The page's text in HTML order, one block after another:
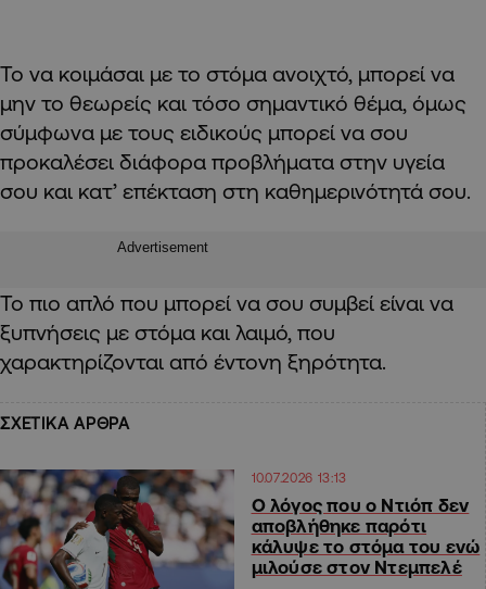
Το να κοιμάσαι με το στόμα ανοιχτό, μπορεί να
μην το θεωρείς και τόσο σημαντικό θέμα, όμως
σύμφωνα με τους ειδικούς μπορεί να σου
προκαλέσει διάφορα προβλήματα στην υγεία
σου και κατ’ επέκταση στη καθημερινότητά σου.
Advertisement
Το πιο απλό που μπορεί να σου συμβεί είναι να
ξυπνήσεις με στόμα και λαιμό, που
χαρακτηρίζονται από έντονη ξηρότητα.
ΣΧΕΤΙΚΑ ΑΡΘΡΑ
10.07.2026 13:13
Ο λόγος που ο Ντιόπ δεν
αποβλήθηκε παρότι
κάλυψε το στόμα του ενώ
μιλούσε στον Ντεμπελέ